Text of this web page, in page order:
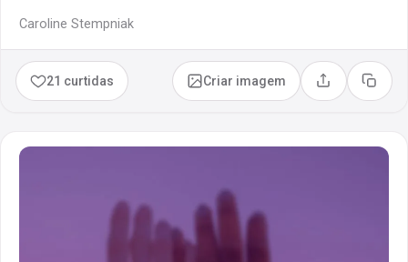
Caroline Stempniak
21 curtidas Criar imagem Compartilhar
Copiar